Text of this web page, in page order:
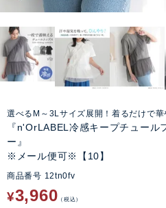
選べるM～3Lサイズ展開！着るだけで華
『n'OrLABEL冷感キープチュール
ー』
※メール便可※【10】
商品番号 12tn0fv
¥3,960 税込